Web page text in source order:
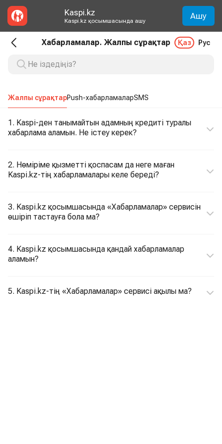
Kaspi.kz
Kaspi.kz қосымшасында ашу Ашу
Хабарламалар. Жалпы сұрақтар Қаз Рус
Жалпы сұрақтарPush-хабарламаларSMS
1. Kaspi-ден танымайтын адамның кредиті туралы
хабарлама аламын. Не істеу керек?
2. Нөміріме қызметті қоспасам да неге маған
Kaspi.kz-тің хабарламалары келе береді?
3. Kaspi.kz қосымшасында «Хабарламалар» сервисін
өшіріп тастауға бола ма?
4. Kaspi.kz қосымшасында қандай хабарламалар
аламын?
5. Kaspi.kz-тің «Хабарламалар» сервисі ақылы ма?